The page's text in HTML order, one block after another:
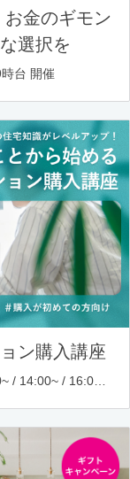
金のギモン
選択を
台 開催
ン購入講座